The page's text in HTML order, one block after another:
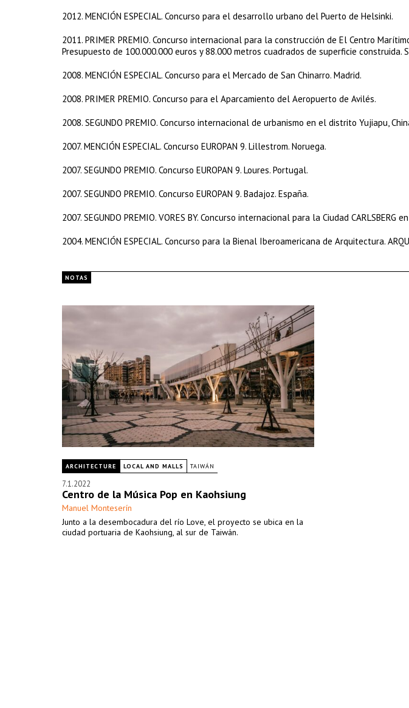
​2012. MENCIÓN ESPECIAL. Concurso para el desarrollo urbano del Puerto de Helsinki.
​2011. PRIMER PREMIO. Concurso internacional para la construcción de El Centro
Presupuesto de 100.000.000 euros y 88.000 metros cuadrados de superficie construida.
​2008. MENCIÓN ESPECIAL. Concurso para el Mercado de San Chinarro. Madrid.
​2008. PRIMER PREMIO. Concurso para el Aparcamiento del Aeropuerto de Avilés.
​2008. SEGUNDO PREMIO. Concurso internacional de urbanismo en el distrito Yujiapu,
​2007. MENCIÓN ESPECIAL. Concurso EUROPAN 9. Lillestrom. Noruega.
​2007. SEGUNDO PREMIO. Concurso EUROPAN 9. Loures. Portugal.
​2007. SEGUNDO PREMIO. Concurso EUROPAN 9. Badajoz. España.
​2007. SEGUNDO PREMIO. VORES BY. Concurso internacional para la Ciudad CARLSBERG
​2004. MENCIÓN ESPECIAL. Concurso para la Bienal Iberoamericana de Arquitectura.
NOTAS
ARCHITECTURE LOCAL AND MALLS TAIWÁN
7.1.2022
Centro de la Música Pop en Kaohsiung
Manuel Monteserín
Junto a la desembocadura del río Love, el proyecto se ubica en la
ciudad portuaria de Kaohsiung, al sur de Taiwán.